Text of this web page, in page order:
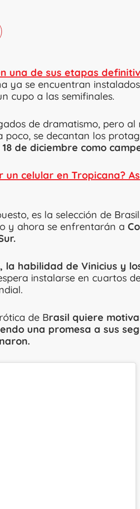
una de sus etapas
ya se encuentran
cupo a las semifinales.
de dramatismo, pero al
poco, se decantan los
18 de diciembre como
un celular en Tropicana?
es la selección de
y ahora se enfrentarán a
la habilidad de Vinicius y
instalarse en cuartos
de Brasil quiere
una promesa a sus